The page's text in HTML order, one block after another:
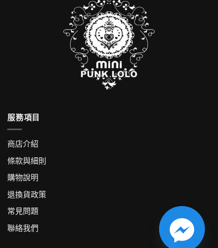
服務項目
商店介紹
條款與細則
購物說明
退換貨政策
常見問題
聯絡我們